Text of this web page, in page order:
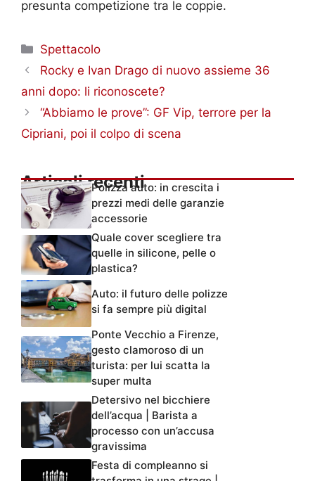
presunta competizione tra le coppie.
Categorie
Spettacolo
Rocky e Ivan Drago di nuovo assieme 36
anni dopo: li riconoscete?
“Abbiamo le prove”: GF Vip, terrore per la
Cipriani, poi il colpo di scena
Articoli recentiPolizza auto: in crescita i
prezzi medi delle garanzie
accessorie
Quale cover scegliere tra
quelle in silicone, pelle o
plastica?
Auto: il futuro delle polizze
si fa sempre più digital
Ponte Vecchio a Firenze,
gesto clamoroso di un
turista: per lui scatta la
super multa
Detersivo nel bicchiere
dell’acqua | Barista a
processo con un’accusa
gravissima
Festa di compleanno si